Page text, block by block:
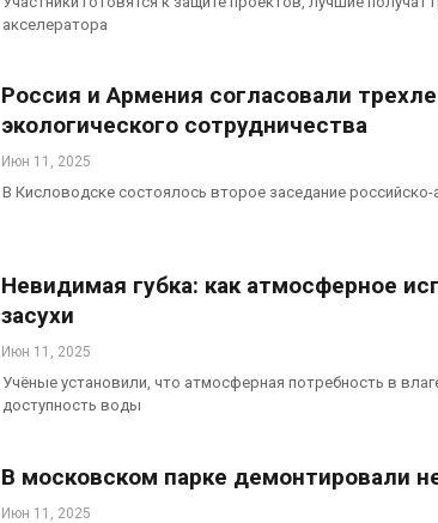
акселератора
Россия и Армения согласовали
экологического сотрудничества
Июн 11, 2025
В Кисловодске состоялось второе заседание
Невидимая губка: как атмосферное
засухи
Июн 11, 2025
Учёные установили, что атмосферная потребность в
доступность воды
В московском парке демонтировали
Июн 11, 2025
вторсырья
получать питьевую
из воздуха с помощью